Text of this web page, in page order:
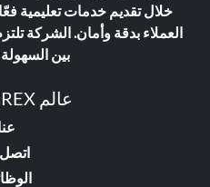
خلال تقديم خدمات تعليمية
العملاء بدقة وأمان. الشركة
بين السهولة
عالم OLXFOREX
اتصل